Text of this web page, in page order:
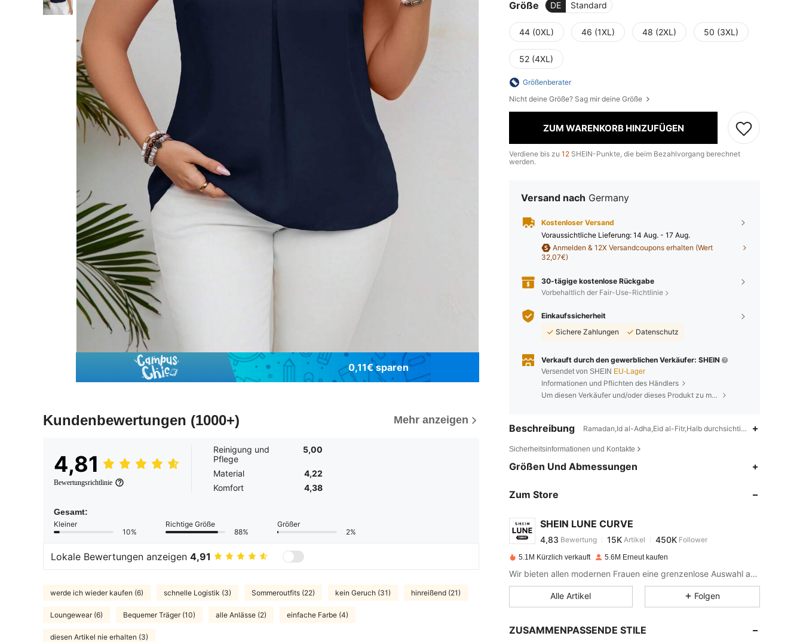
0,11€ sparen
Kundenbewertungen (1000+) Mehr anzeigen
4,81
Bewertungsrichtlinie
Reinigung und
Pflege
5,00
Material
4,22
Komfort
4,38
Gesamt:
Kleiner
10%
Richtige Größe
88%
Größer
2%
Lokale Bewertungen anzeigen 4,91
werde ich wieder kaufen (6) schnelle Logistik (3) Sommeroutfits (22) kein Geruch (31) hinreißend (21)
Loungewear (6) Bequemer Träger (10) alle Anlässe (2) einfache Farbe (4)
diesen Artikel nie erhalten (3)
Größe DE Standard
44 (0XL) 46 (1XL) 48 (2XL) 50 (3XL)
52 (4XL)
Größenberater
Nicht deine Größe? Sag mir deine Größe
ZUM WARENKORB HINZUFÜGEN
Verdiene bis zu 12 SHEIN-Punkte, die beim Bezahlvorgang berechnet
werden.
Versand nach Germany
Kostenloser Versand
Voraussichtliche Lieferung: 14 Aug. - 17 Aug.
Anmelden & 12X Versandcoupons erhalten (Wert
32,07€)
30-tägige kostenlose Rückgabe
Vorbehaltlich der Fair-Use-Richtlinie
Einkaufssicherheit
Sichere Zahlungen
Datenschutz
Verkauft durch den gewerblichen Verkäufer: SHEIN
Versendet von SHEIN EU-Lager
Informationen und Pflichten des Händlers
Um diesen Verkäufer und/oder dieses Produkt zu melden
Beschreibung Ramadan,Id al-Adha,Eid al-Fitr,Halb durchsichtig,Gewebter Stoff
Sicherheitsinformationen und Kontakte
Größen Und Abmessungen
Zum Store
SHEIN LUNE CURVE
4,83
g***rbezahltVor 1 Tag
5.1M Kürzlich verkauft 5.6M Erneut kaufen
Wir bieten allen modernen Frauen eine grenzenlose Auswahl an Styles.
Alle Artikel Folgen
ZUSAMMENPASSENDE STILE